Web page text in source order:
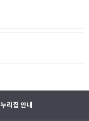
누리집 안내